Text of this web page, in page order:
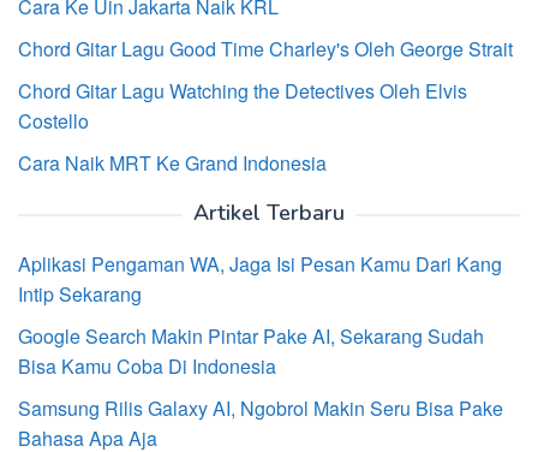
Cara Ke Uin Jakarta Naik KRL
Chord Gitar Lagu Good Time Charley's Oleh George Strait
Chord Gitar Lagu Watching the Detectives Oleh Elvis
Costello
Cara Naik MRT Ke Grand Indonesia
Artikel Terbaru
Aplikasi Pengaman WA, Jaga Isi Pesan Kamu Dari Kang
Intip Sekarang
Google Search Makin Pintar Pake AI, Sekarang Sudah
Bisa Kamu Coba Di Indonesia
Samsung Rilis Galaxy AI, Ngobrol Makin Seru Bisa Pake
Bahasa Apa Aja